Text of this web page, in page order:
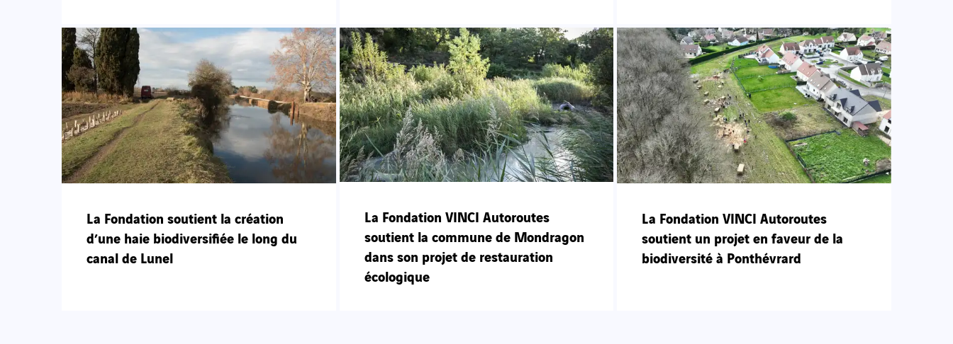
La Fondation soutient la création
d’une haie biodiversifiée le long du
canal de Lunel
La Fondation VINCI Autoroutes
soutient la commune de Mondragon
dans son projet de restauration
écologique
La Fondation VINCI Autoroutes
soutient un projet en faveur de la
biodiversité à Ponthévrard